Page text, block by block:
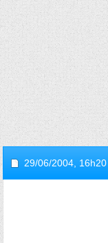
29/06/2004, 16h20